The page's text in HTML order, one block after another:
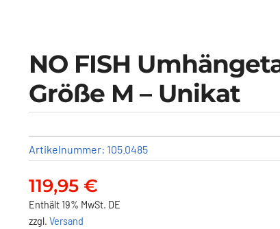
NO FISH
Größe M – Unikat
Artikelnummer: 105.0485
119,95 €
Enthält 19% MwSt. DE
zzgl. Versand